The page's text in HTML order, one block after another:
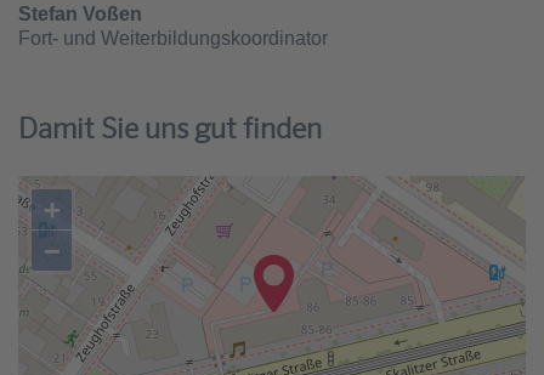
Stefan Voßen
Fort- und Weiterbildungskoordinator
Damit Sie uns gut finden
+
−